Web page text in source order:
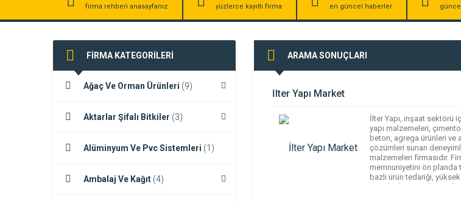
firma rehberi anasayfanız yüzlerce kayıtlı firma en güncel haberler
FİRMA KATEGORİLERİ
Ağaç Ve Orman Ürünleri (9)
Aktarlar Şifalı Bitkiler (3)
Alüminyum Ve Pvc Sistemleri (1)
Ambalaj Ve Kağıt (4)
ARAMA SONUÇLARI
İlter Yapı Market
İlter Yapı, inşaat sektörü
yapı malzemeleri,
beton, agrega ürünleri ve
çözümleri sunan
malzemeleri firmasıdır.
memnuniyetini ön planda
bazlı ürün tedariği, yüksek
standartlarına sahip